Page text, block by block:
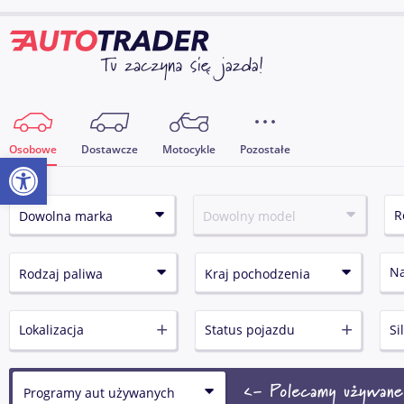
Osobowe Dostawcze Motocykle Pozostałe
Lokalizacja Status pojazdu
Otwórz pasek narzędzi